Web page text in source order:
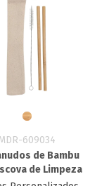
609034
de Bambu
de Limpeza